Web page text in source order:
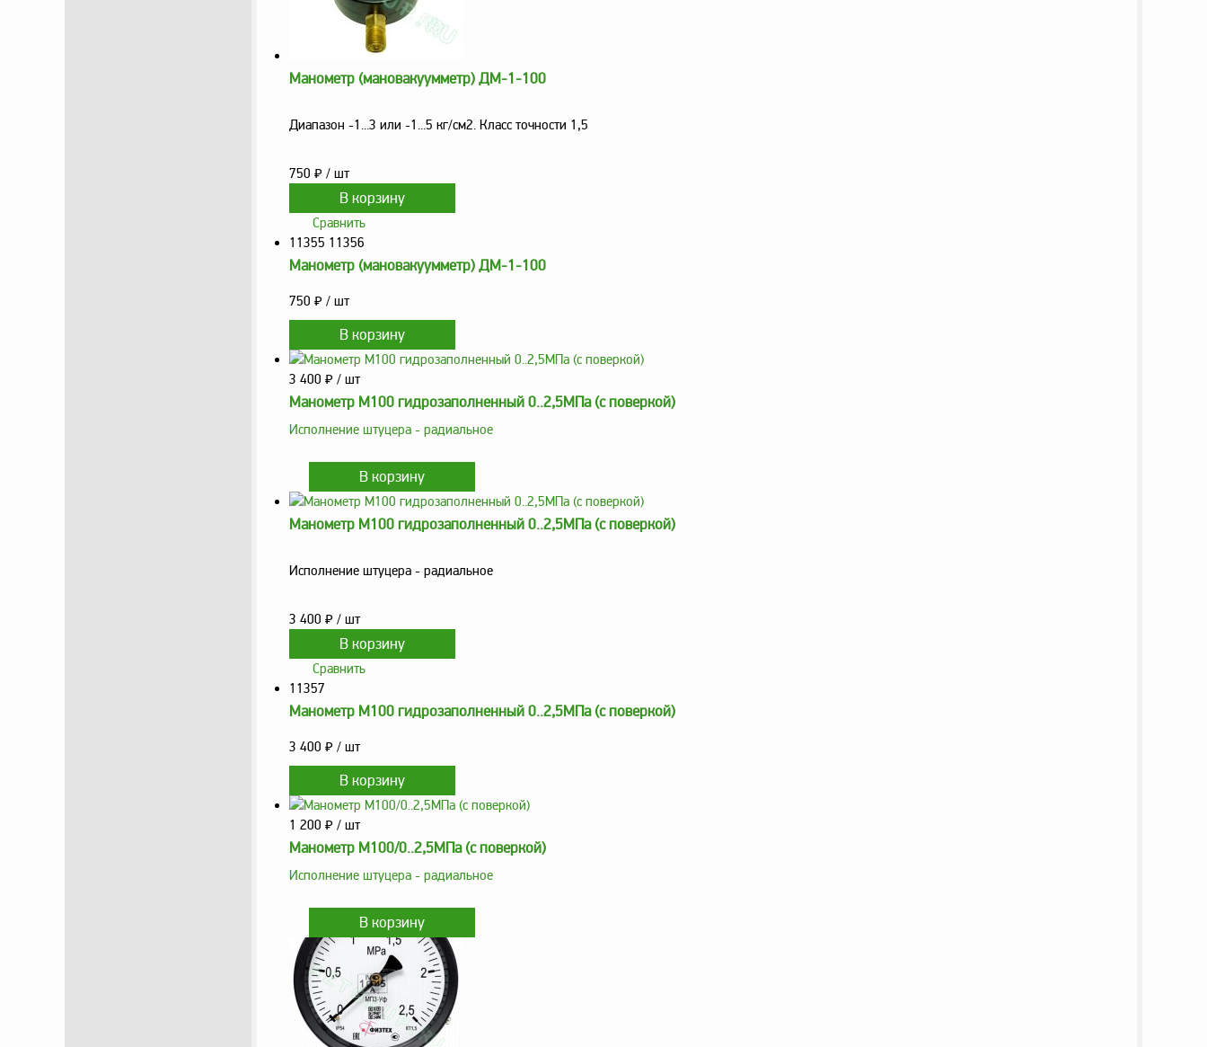
Манометр (мановакуумметр) ДМ-1-100
Диапазон -1...3 или -1...5 кг/см2. Класс точности 1,5
750 ₽ / шт
Сравнить
11355 11356
Манометр (мановакуумметр) ДМ-1-100
750 ₽ / шт
3 400 ₽ / шт
Манометр М100 гидрозаполненный 0..2,5МПа (с поверкой)
Исполнение штуцера - радиальное
Манометр М100 гидрозаполненный 0..2,5МПа (с поверкой)
Исполнение штуцера - радиальное
3 400 ₽ / шт
Сравнить
11357
Манометр М100 гидрозаполненный 0..2,5МПа (с поверкой)
3 400 ₽ / шт
1 200 ₽ / шт
Манометр М100/0..2,5МПа (с поверкой)
Исполнение штуцера - радиальное